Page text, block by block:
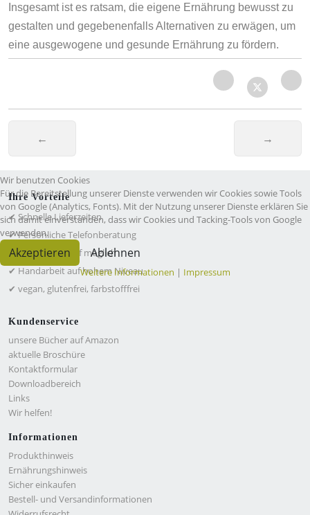
Insgesamt ist es ratsam, die eigene Ernährung bewusst zu
gestalten und gegebenenfalls Alternativen zu erwägen, um
eine ausgewogene und gesunde Ernährung zu fördern.
Vorheriger Beitrag: LIBIDO steigern- wie geht das?
← →
Ihre Vorteile
✔ Schnelle Lieferzeiten
✔ Persönliche Telefonberatung
✔ Rechnungskauf möglich
✔ Handarbeit auf hohem Niveau
✔ vegan, glutenfrei, farbstofffrei
Kundenservice
unsere Bücher auf Amazon
aktuelle Broschüre
Kontaktformular
Downloadbereich
Links
Wir helfen!
Informationen
Produkthinweis
Ernährungshinweis
Sicher einkaufen
Bestell- und Versandinformationen
Wir benutzen Cookies
Für die Bereitstellung unserer Dienste verwenden wir Cookies sowie Tools
von Google (Analytics, Fonts). Mit der Nutzung unserer Dienste erklären Sie
sich damit einverstanden, dass wir Cookies und Tacking-Tools von Google
verwenden.
Akzeptieren Ablehnen
Weitere Informationen | Impressum